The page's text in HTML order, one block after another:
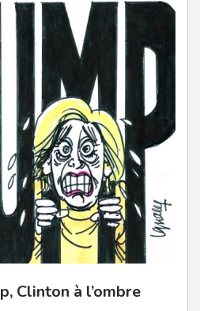
Clinton à l’ombre